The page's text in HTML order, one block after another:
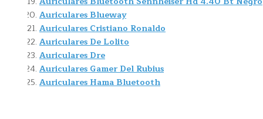
Auriculares Blueway
Auriculares Cristiano Ronaldo
Auriculares De Lolito
Auriculares Dre
Auriculares Gamer Del Rubius
Auriculares Hama Bluetooth